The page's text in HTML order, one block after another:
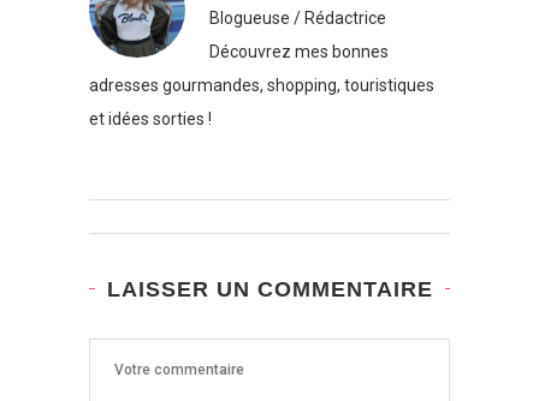
Blogueuse / Rédactrice
Découvrez mes bonnes
adresses gourmandes, shopping, touristiques
et idées sorties !
LAISSER UN COMMENTAIRE